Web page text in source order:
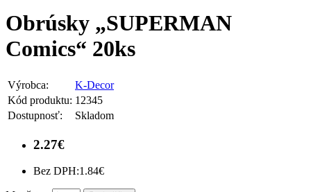
Obrúsky „SUPERMAN
Comics“ 20ks
Výrobca:
K-Decor
Kód produktu: 12345
Dostupnosť:
Skladom
2.27€
Bez DPH:1.84€